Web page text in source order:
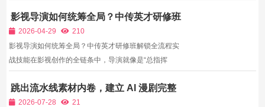
要。很多新手创作者存在严重认知误区，认为“只要是
热门AI绘图、AI漫剧软件就能做商单”，实则市面上绝大
多数大众...
影视导演如何统筹全局？中传英才研修班
解锁全流程实战技能
2026-04-29
210
影视导演如何统筹全局？中传英才研修班解锁全流程实
战技能在影视创作的全链条中，导演就像是“总指挥
扎实的专业技能，更要拥有强大的统筹思维和现场把控
能力。一部优质影视作品的诞生，离不开导演对剧本的
跳出流水线素材内卷，建立 AI 漫剧完整
项目创作思维
2026-07-28
21